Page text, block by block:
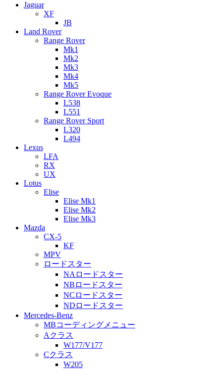
Jaguar
XF
JB
Land Rover
Range Rover
Mk1
Mk2
Mk3
Mk4
Mk5
Range Rover Evoque
L538
L551
Range Rover Sport
L320
L494
Lexus
LFA
RX
UX
Lotus
Elise
Elise Mk1
Elise Mk2
Elise Mk3
Mazda
CX-5
KF
MPV
ロードスター
NAロードスター
NBロードスター
NCロードスター
NDロードスター
Mercedes-Benz
MBコーディングメニュー
Aクラス
W177/V177
Cクラス
W205